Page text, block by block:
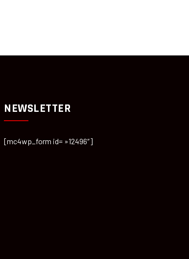
NEWSLETTER
[mc4wp_form id= »12496″]